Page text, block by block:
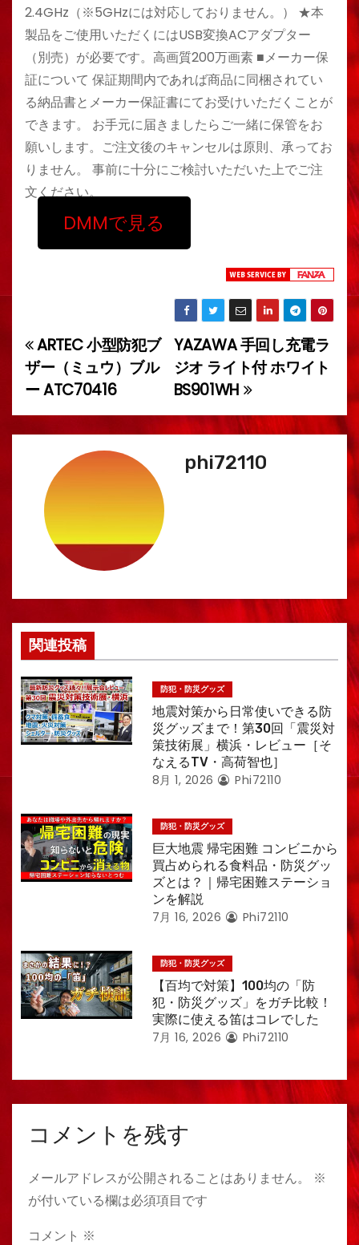
2.4GHz（※5GHzには対応しておりません。） ★本
製品をご使用いただくにはUSB変換ACアダプター
（別売）が必要です。高画質200万画素 ■メーカー保
証について 保証期間内であれば商品に同梱されてい
る納品書とメーカー保証書にてお受けいただくことが
できます。 お手元に届きましたらご一緒に保管をお
願いします。ご注文後のキャンセルは原則、承ってお
りません。 事前に十分にご検討いただいた上でご注
文ください。
DMMで見る
投
稿
ナ
ゲ
ー
ン
YAZAWA 手回し充電ラ
ジオ ライト付 ホワイト
BS901WH
ARTEC 小型防犯ブ
ザー（ミュウ）ブル
ー ATC70416
phi72110
関連投稿
防犯・防災グッズ
地震対策から日常使いできる防
災グッズまで！第30回「震災対
策技術展」横浜・レビュー［そ
なえるTV・高荷智也］
8月 1, 2026 Phi72110
防犯・防災グッズ
巨大地震 帰宅困難 コンビニから
買占められる食料品・防災グッ
ズとは？｜帰宅困難ステーショ
ンを解説
7月 16, 2026 Phi72110
防犯・防災グッズ
【百均で対策】100均の「防
犯・防災グッズ」をガチ比較！
実際に使える笛はコレでした
7月 16, 2026 Phi72110
コメントを残す
メールアドレスが公開されることはありません。
※
が付いている欄は必須項目です
コメント ※